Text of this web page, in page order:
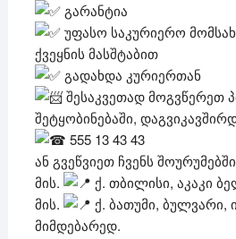
გარანტია
უფასო საკურიერო
ქვეყნის მასშტაბით
გადახდა კურიერთან
შესაკვეთად მოგვწერეთ
შეტყობინებაში,
555 13 43 43
ან გვეწვიეთ ჩვენს
მის.
ქ. თბილისი, აკაკი
მის.
ქ. ბათუმი, ბულვარი,
მიმდებარედ.